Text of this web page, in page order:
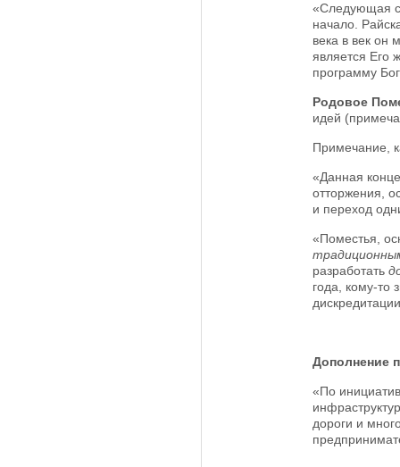
«Следующая
начало.
века в век он
является Его
программу
Родовое
идей
Примечание,
«Данная
отторжения,
и переход
«Поместья,
разработать
года, кому-то
Дополнение
«По
дороги и